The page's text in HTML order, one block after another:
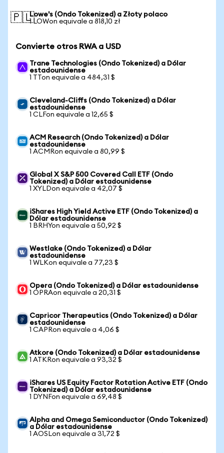
🇵🇱Lowe's (Ondo Tokenized) a Złoty polaco
1 LOWon equivale a 818,10 zł
Convierte otros RWA a USD
Trane Technologies (Ondo Tokenized) a Dólar
estadounidense
1 TTon equivale a 484,31 $
Cleveland-Cliffs (Ondo Tokenized) a Dólar
estadounidense
1 CLFon equivale a 12,65 $
ACM Research (Ondo Tokenized) a Dólar
estadounidense
1 ACMRon equivale a 80,99 $
Global X S&P 500 Covered Call ETF (Ondo
Tokenized) a Dólar estadounidense
1 XYLDon equivale a 42,07 $
iShares High Yield Active ETF (Ondo Tokenized) a
Dólar estadounidense
1 BRHYon equivale a 50,92 $
Westlake (Ondo Tokenized) a Dólar
estadounidense
1 WLKon equivale a 77,23 $
Opera (Ondo Tokenized) a Dólar estadounidense
1 OPRAon equivale a 20,31 $
Capricor Therapeutics (Ondo Tokenized) a Dólar
estadounidense
1 CAPRon equivale a 4,06 $
Atkore (Ondo Tokenized) a Dólar estadounidense
1 ATKRon equivale a 93,32 $
iShares US Equity Factor Rotation Active ETF (Ondo
Tokenized) a Dólar estadounidense
1 DYNFon equivale a 69,48 $
Alpha and Omega Semiconductor (Ondo Tokenized)
a Dólar estadounidense
1 AOSLon equivale a 31,72 $